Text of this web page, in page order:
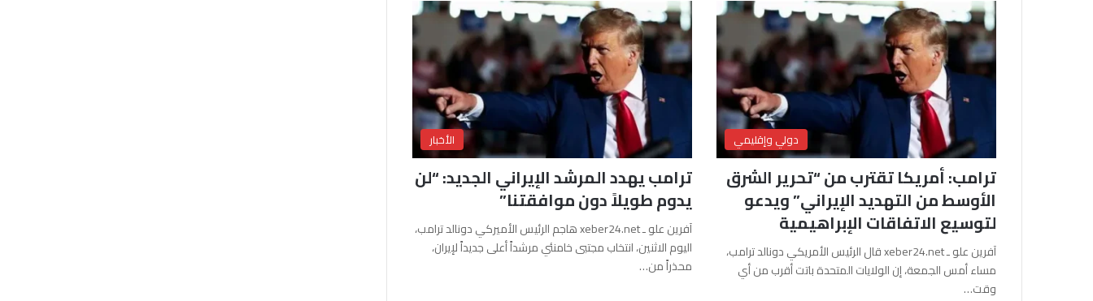
دولي وإقليمي
ترامب: أمريكا تقترب من “تحرير الشرق
الأوسط من التهديد الإيراني” ويدعو
لتوسيع الاتفاقات الإبراهيمية
آفرين علو ـ xeber24.net قال الرئيس الأمريكي دونالد ترامب،
مساء أمس الجمعة، إن الولايات المتحدة باتت أقرب من أي
وقت…
الأخبار
ترامب يهدد المرشد الإيراني الجديد: “لن
يدوم طويلاً دون موافقتنا”
آفرين علو ـ xeber24.net هاجم الرئيس الأميركي دونالد ترامب،
اليوم الاثنين، انتخاب مجتبى خامنئي مرشداً أعلى جديداً لإيران،
محذراً من…